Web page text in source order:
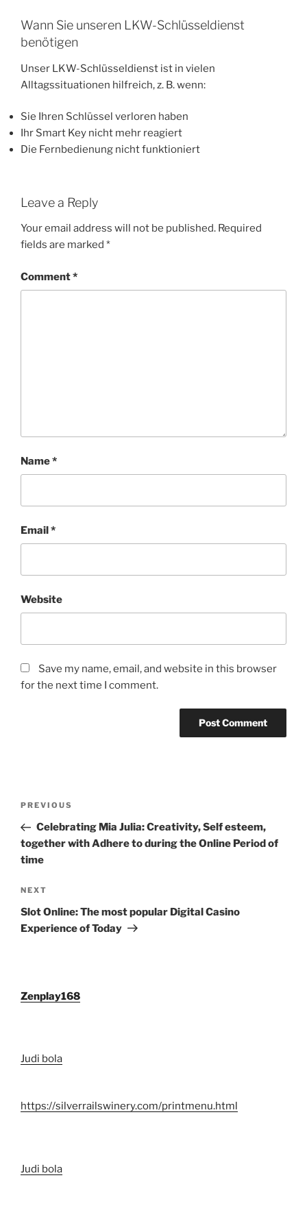
Wann Sie unseren LKW-Schlüsseldienst
benötigen
Unser LKW-Schlüsseldienst ist in vielen
Alltagssituationen hilfreich, z. B. wenn:
Sie Ihren Schlüssel verloren haben
Ihr Smart Key nicht mehr reagiert
Die Fernbedienung nicht funktioniert
Leave a Reply
Your email address will not be published. Required
fields are marked *
Comment*
Name*
Email*
Website
Save my name, email, and website in this browser
for the next time I comment.
Previous
Post
PREVIOUS
Celebrating Mia Julia: Creativity, Self esteem,
together with Adhere to during the Online Period of
time
Next
Post
NEXT
Slot Online: The most popular Digital Casino
Experience of Today
Zenplay168
Judi bola
https://silverrailswinery.com/printmenu.html
Judi bola